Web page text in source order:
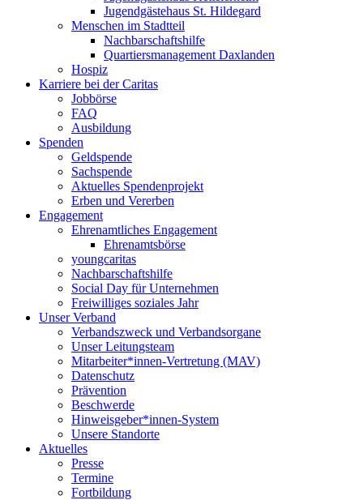
Jugendgästehaus St. Hildegard
Menschen im Stadtteil
Nachbarschaftshilfe
Quartiersmanagement Daxlanden
Hospiz
Karriere bei der Caritas
Jobbörse
FAQ
Ausbildung
Spenden
Geldspende
Sachspende
Aktuelles Spendenprojekt
Erben und Vererben
Engagement
Ehrenamtliches Engagement
Ehrenamtsbörse
youngcaritas
Nachbarschaftshilfe
Social Day für Unternehmen
Freiwilliges soziales Jahr
Unser Verband
Verbandszweck und Verbandsorgane
Unser Leitungsteam
Mitarbeiter*innen-Vertretung (MAV)
Datenschutz
Prävention
Beschwerde
Hinweisgeber*innen-System
Unsere Standorte
Aktuelles
Presse
Termine
Fortbildung